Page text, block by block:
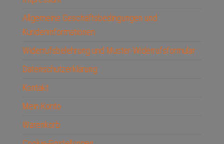
Allgemeine Geschäftsbedingungen und
Kundeninformationen
Widerrufsbelehrung und Muster-Widerrufsformular
Datenschutzerklärung
Kontakt
Mein Konto
Warenkorb